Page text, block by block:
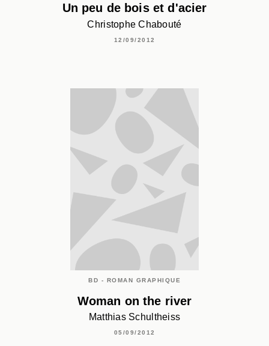
Un peu de bois et d'acier
Christophe Chabouté
12/09/2012
BD - ROMAN GRAPHIQUE
Woman on the river
Matthias Schultheiss
05/09/2012